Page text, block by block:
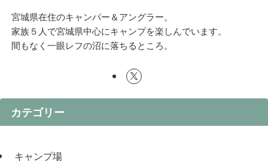
宮城県在住のキャンパー＆アングラー。
家族５人で宮城県中心にキャンプを楽しんでいます。
間もなく一眼レフの沼に落ちるところ。
カテゴリー
キャンプ場